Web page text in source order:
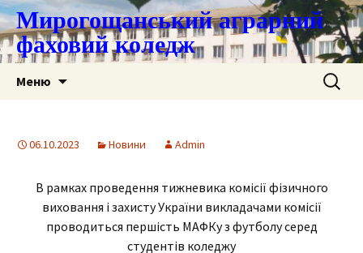
Мирогощанський аграрний
фаховий коледж
Меню Пошук:
06.10.2023 Новини Admin
В рамках проведення тижневика комісії фізичного
виховання і захисту України викладачами комісії
проводиться першість МАФКу з футболу серед
студентів коледжу